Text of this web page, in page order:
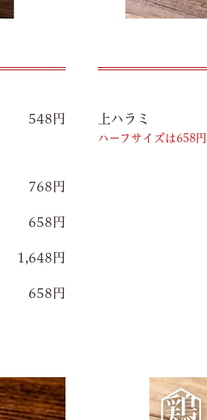
548円
768円
658円
1,648円
658円
上ハラミ
ハーフサイズは658円